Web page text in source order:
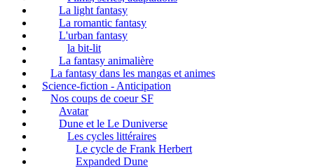
La light fantasy
La romantic fantasy
L'urban fantasy
la bit-lit
La fantasy animalière
La fantasy dans les mangas et animes
Science-fiction - Anticipation
Nos coups de coeur SF
Avatar
Dune et le Le Duniverse
Les cycles littéraires
Le cycle de Frank Herbert
Expanded Dune